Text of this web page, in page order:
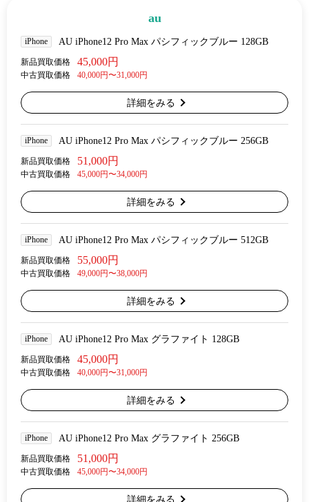
au
iPhone AU iPhone12 Pro Max パシフィックブルー 128GB
新品買取価格 45,000円
中古買取価格 40,000円〜31,000円
詳細をみる
iPhone AU iPhone12 Pro Max パシフィックブルー 256GB
新品買取価格 51,000円
中古買取価格 45,000円〜34,000円
詳細をみる
iPhone AU iPhone12 Pro Max パシフィックブルー 512GB
新品買取価格 55,000円
中古買取価格 49,000円〜38,000円
詳細をみる
iPhone AU iPhone12 Pro Max グラファイト 128GB
新品買取価格 45,000円
中古買取価格 40,000円〜31,000円
詳細をみる
iPhone AU iPhone12 Pro Max グラファイト 256GB
新品買取価格 51,000円
中古買取価格 45,000円〜34,000円
詳細をみる